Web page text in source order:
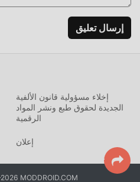
إرسال تعليق
إخلاء مسؤولية قانون الألفية
الجديدة لحقوق طبع ونشر المواد
الرقمية
إعلان
MODDROID.COM